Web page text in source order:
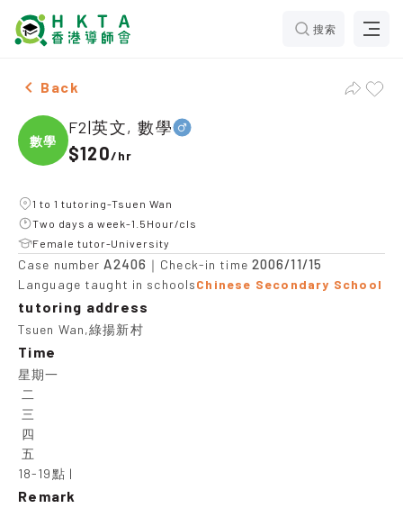
搜索
Male F2|英文, 數學，Tsuen Wan Tuition
Back
數學
F2|英文, 數學
$120/hr
1 to 1 tutoring-Tsuen Wan
Two days a week-1.5Hour/cls
Female tutor-University
Case number A2406 ｜Check-in time 2006/11/15
Language taught in schoolsChinese Secondary School
tutoring address
Tsuen Wan,綠揚新村
Time
星期一
18-19點 |
Remark